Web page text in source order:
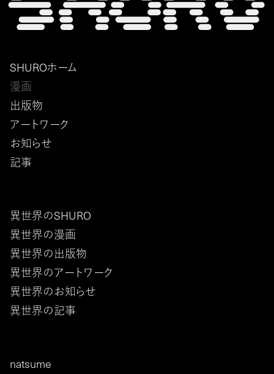
SHUROホーム
漫画
出版物
アートワーク
お知らせ
記事
異世界のSHURO
異世界の漫画
異世界の出版物
異世界のアートワーク
異世界のお知らせ
異世界の記事
natsume